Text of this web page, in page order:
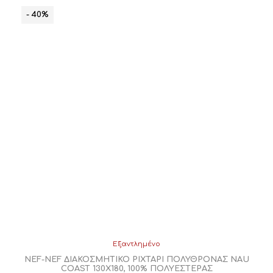
- 40%
Εξαντλημένο
NEF-NEF ΔΙΑΚΟΣΜΗΤΙΚΟ ΡΙΧΤΑΡΙ ΠΟΛΥΘΡΟΝΑΣ NAU
COAST 130X180, 100% ΠΟΛΥΕΣΤΕΡΑΣ